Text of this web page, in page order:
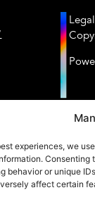
experiences, we
Consenting
behavior or unique
affect certain